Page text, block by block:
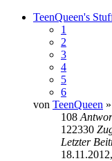
TeenQueen's
1
2
3
4
5
6
von TeenQueen
108
122330
Letzter